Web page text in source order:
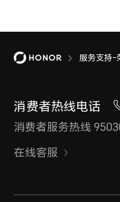
服务支持-
消费者热线电话
消费者服务热线
在线客服